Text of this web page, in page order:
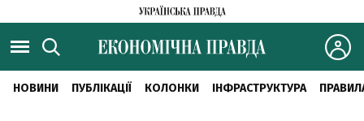
НОВИНИ ПУБЛІКАЦІЇ КОЛОНКИ ІНФРАСТРУКТУРА